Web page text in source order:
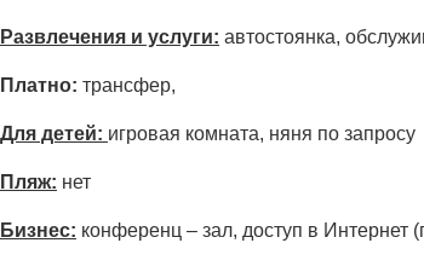
Развлечения и услуги: автостоянка,
Платно: трансфер,
Для детей: игровая комната, няня по запросу
Пляж: нет
Бизнес: конференц – зал, доступ в Интернет